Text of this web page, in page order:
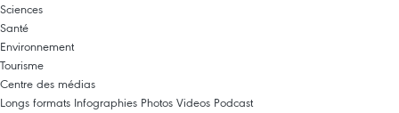
Sciences
Santé
Environnement
Tourisme
Centre des médias
Longs formats Infographies Photos Videos Podcast